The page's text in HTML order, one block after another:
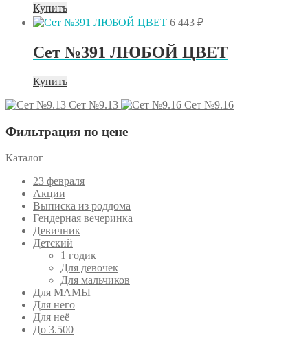
Купить
6 443 ₽
Сет №391 ЛЮБОЙ ЦВЕТ
Купить
Сет №9.13
Сет №9.16
Фильтрация по цене
Каталог
23 февраля
Акции
Выписка из роддома
Гендерная вечеринка
Девичник
Детский
1 годик
Для девочек
Для мальчиков
Для МАМЫ
Для него
Для неё
До 3.500